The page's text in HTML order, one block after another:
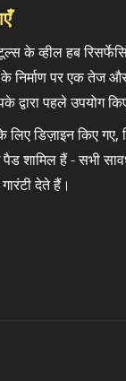
के व्हील हब
निर्माण पर एक तेज
द्वारा पहले उपयोग
लिए डिज़ाइन किए
शामिल हैं - सभी
देते हैं।